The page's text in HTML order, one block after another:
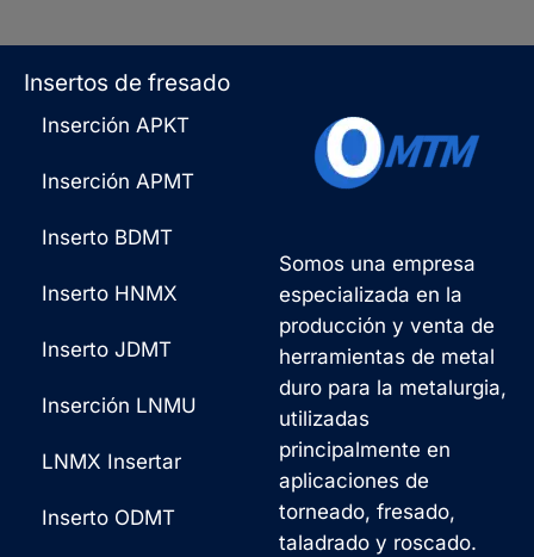
Somos una empresa
especializada en la
producción y venta de
herramientas de metal
duro para la metalurgia,
utilizadas
principalmente en
aplicaciones de
torneado, fresado,
taladrado y roscado.
Insertos de fresado
Inserción APKT
Inserción APMT
Inserto BDMT
Inserto HNMX
Inserto JDMT
Inserción LNMU
LNMX Insertar
Inserto ODMT